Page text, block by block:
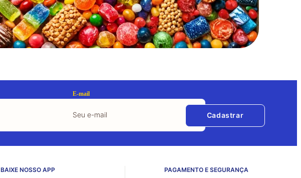
E-mail
Cadastrar
BAIXE NOSSO APP PAGAMENTO E SEGURANÇA